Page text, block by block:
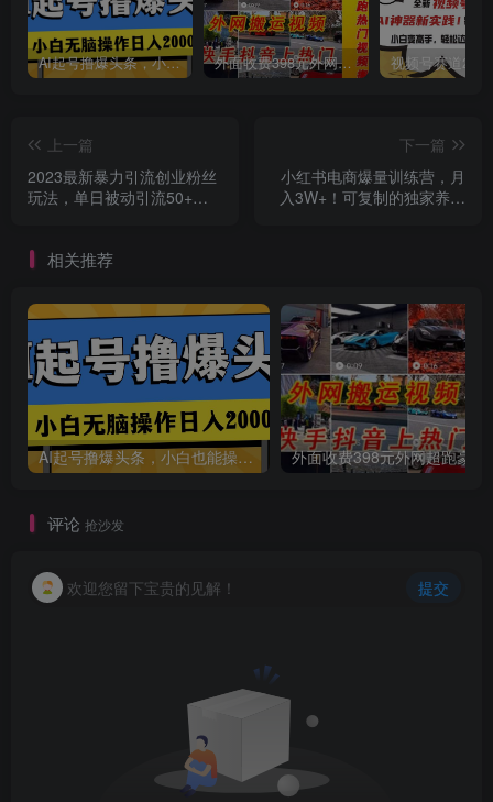
AI起号撸爆头条，小白也能操作，日入2000+ 外面收费398元外网超跑豪车汽车视频搬运至快手抖音上热门项目
上一篇
2023最新暴力引流创业粉丝
玩法，单日被动引流50+创
下一篇
小红书电商爆量训练营，月
入3W+！可复制的独家养生
相关推荐
AI起号撸爆头条，小白也能操作，日入2000+
评论 抢沙发
欢迎您留下宝贵的见解！ 提交